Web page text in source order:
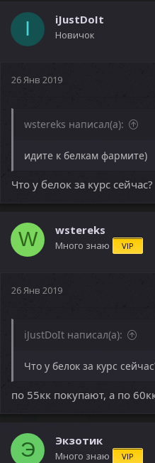
I iJustDoIt
Новичок
26 Янв 2019
wstereks написал(а):
идите к белкам фармите)
Что у белок за курс сейчас?
W wstereks
Много знаю VIP
26 Янв 2019
iJustDoIt написал(а):
Что у белок за курс
по 55кк покупают, а по
Э Экзотик
Много знаю VIP